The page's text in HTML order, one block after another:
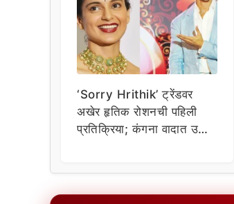
‘Sorry Hrithik’ ट्रेंडवर
अखेर हृतिक रोशनची पहिली
प्रतिक्रिया; कंगना वादात उडी